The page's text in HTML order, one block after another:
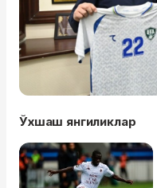
Ўхшаш янгиликлар